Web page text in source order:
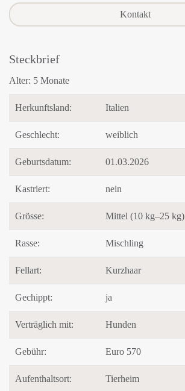
Kontakt
Steckbrief
Alter: 5 Monate
Herkunftsland: Italien
Geschlecht: weiblich
Geburtsdatum: 01.03.2026
Kastriert: nein
Grösse: Mittel (10 kg–25 kg)
Rasse: Mischling
Fellart: Kurzhaar
Gechippt: ja
Verträglich mit: Hunden
Gebühr: Euro 570
Aufenthaltsort: Tierheim